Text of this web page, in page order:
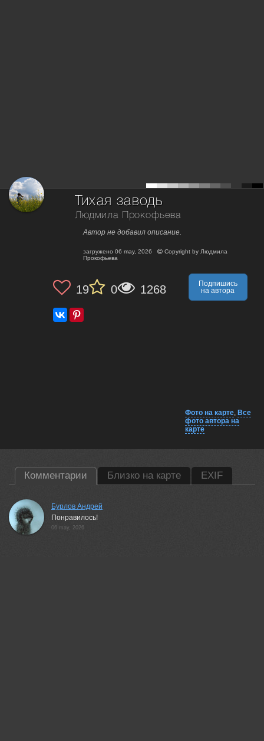
Тихая заводь
Людмила Прокофьева
Автор не добавил описание.
загружено 06 may, 2026 Copyright by Людмила
Прокофьева
19 0 1268
Подпишись
на автора
Фото на карте, Все
фото автора на
карте
Комментарии Близко на карте EXIF
Бурлов Андрей
Понравилось!
06 may, 2026